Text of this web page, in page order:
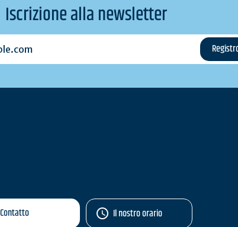
Iscrizione alla newsletter
Contatto Il nostro orario